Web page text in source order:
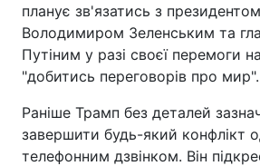
планує зв'язатись з
Володимиром Зеленським та
Путіним у разі своєї перемоги
"добитись переговорів про мир".
Раніше Трамп без деталей
завершити будь-який конфлікт
телефонним дзвінком. Він